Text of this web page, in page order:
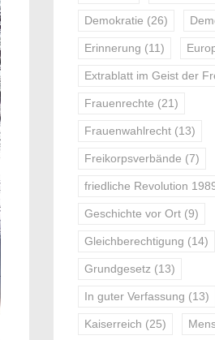
Demokratie (26)
Erinnerung (11)
Extrablatt im Geist der
Frauenrechte (21)
Frauenwahlrecht (13)
Freikorpsverbände (7)
friedliche Revolution
Geschichte vor Ort (9)
Gleichberechtigung (14)
Grundgesetz (13)
In guter Verfassung (13)
Kaiserreich (25)